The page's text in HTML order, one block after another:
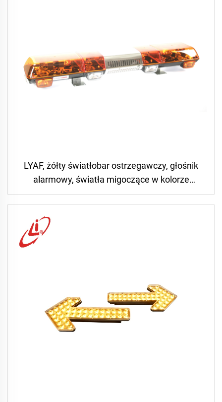
LYAF, żółty światłobar ostrzegawczy, głośnik
alarmowy, światła migoczące w kolorze
niebieskim do ambulansów, syrena z głośnikiem
i światłem ostrzegawczym do samochodów